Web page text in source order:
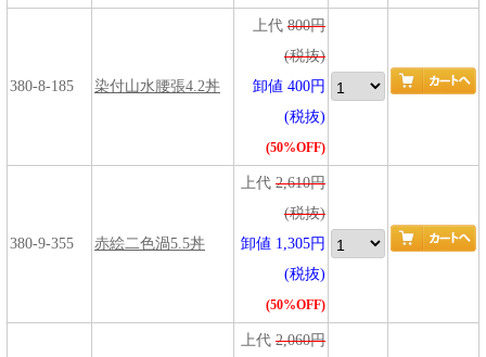
380-8-185 染付山水腰張4.2丼
上代 800円
(税抜)
卸値 400円
(税抜)
(50%OFF)
380-9-355 赤絵二色渦5.5丼
上代 2,610円
(税抜)
卸値 1,305円
(税抜)
(50%OFF)
上代 2,060円